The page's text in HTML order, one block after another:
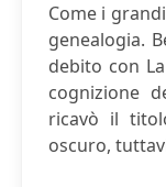
Come i
genealogia.
debito con
cognizione
ricavò il
oscuro,